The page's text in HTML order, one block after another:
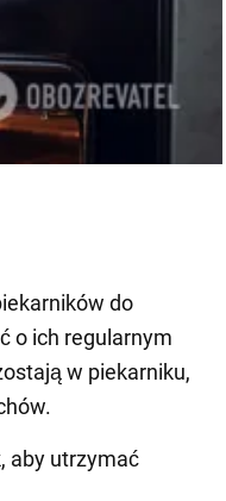
do
o ich regularnym
w piekarniku,
aby utrzymać